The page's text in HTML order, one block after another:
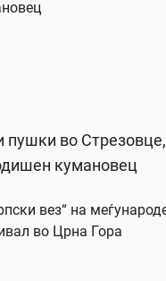
пушки во Стрезовце,
кумановец